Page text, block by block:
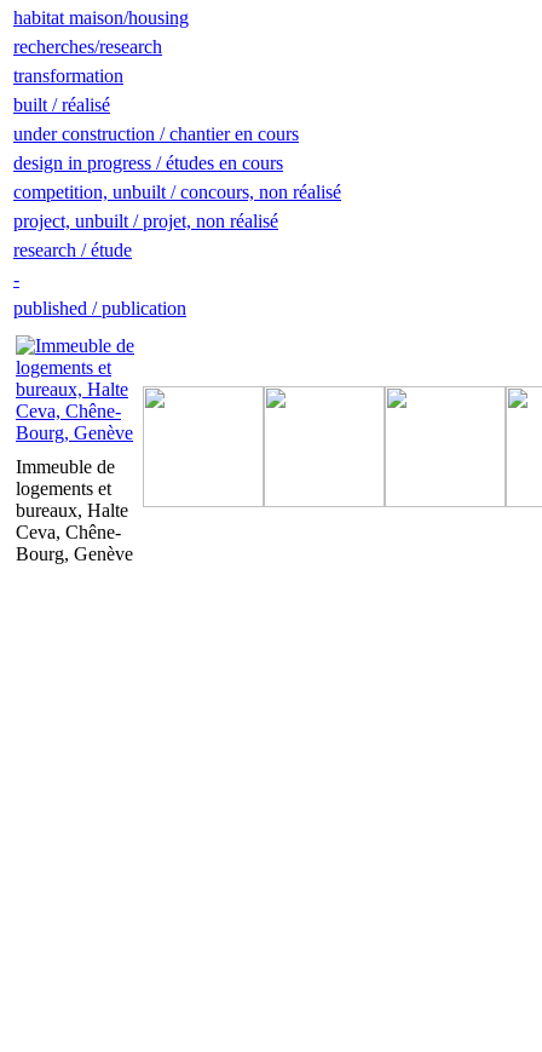
habitat maison/housing
recherches/research
transformation
built / réalisé
under construction / chantier en cours
design in progress / études en cours
competition, unbuilt / concours, non réalisé
project, unbuilt / projet, non réalisé
research / étude
-
published / publication
Immeuble de
logements et
bureaux, Halte
Ceva, Chêne-
Bourg, Genève